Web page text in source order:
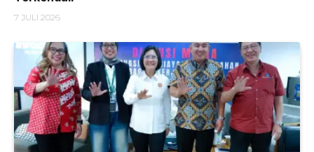
7 JULI 2026